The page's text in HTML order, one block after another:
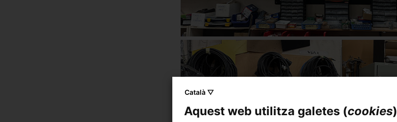
Català ▽
Aquest web utilitza galetes (cookies)